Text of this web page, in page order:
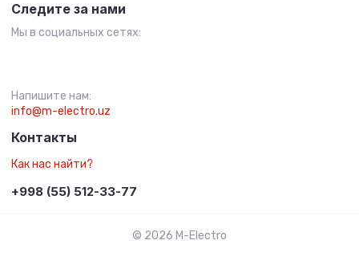
Следите за нами
Мы в социальных сетях:
Напишите нам:
info@m-electro.uz
Контакты
Как нас найти?
+998 (55) 512-33-77
© 2026 M-Electro